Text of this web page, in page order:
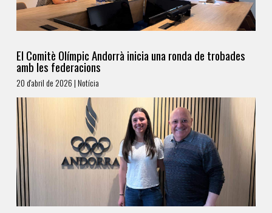
El Comitè Olímpic Andorrà inicia una ronda de trobades
amb les federacions
20 d'abril de 2026 | Notícia